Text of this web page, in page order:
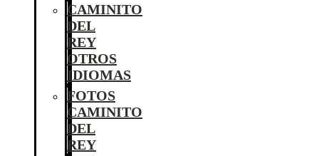
CAMINITO
DEL
REY
OTROS
IDIOMAS
FOTOS
CAMINITO
DEL
REY